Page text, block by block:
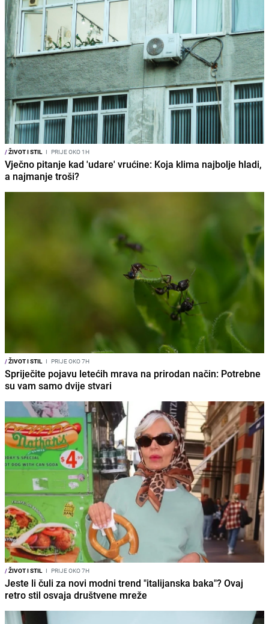
/ŽIVOT I STIL I PRIJE OKO 1H
Vječno pitanje kad 'udare' vrućine: Koja klima najbolje hladi,
a najmanje troši?
/ŽIVOT I STIL I PRIJE OKO 7H
Spriječite pojavu letećih mrava na prirodan način: Potrebne
su vam samo dvije stvari
/ŽIVOT I STIL I PRIJE OKO 7H
Jeste li čuli za novi modni trend "italijanska baka"? Ovaj
retro stil osvaja društvene mreže